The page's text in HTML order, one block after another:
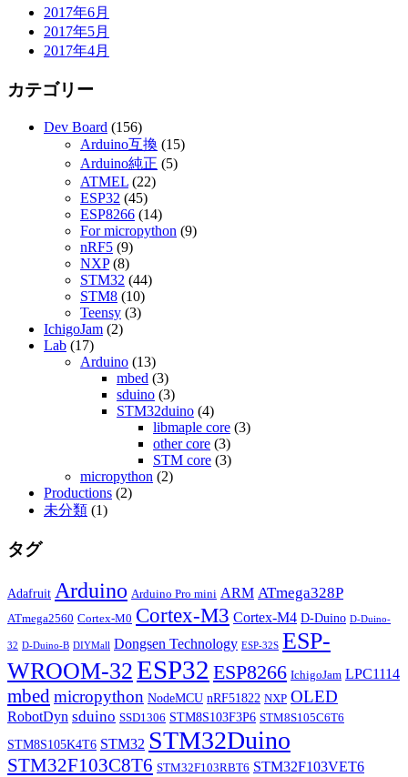
2017年6月
2017年5月
2017年4月
カテゴリー
Dev Board (156)
Arduino互換 (15)
Arduino純正 (5)
ATMEL (22)
ESP32 (45)
ESP8266 (14)
For micropython (9)
nRF5 (9)
NXP(8)
STM32 (44)
STM8 (10)
Teensy (3)
IchigoJam (2)
Lab (17)
Arduino (13)
mbed (3)
sduino (3)
STM32duino (4)
libmaple core (3)
other core (3)
STM core (3)
micropython (2)
Productions (2)
未分類 (1)
タグ
Adafruit Arduino Arduino Pro mini ARM ATmega328P
ATmega2560 Cortex-M0 Cortex-M3 Cortex-M4 D-Duino D-Duino-
32 D-Duino-B DIYMall Dongsen Technology ESP-32S ESP-
WROOM-32ESP32 ESP8266 IchigoJam LPC1114
mbedmicropython NodeMCU nRF51822 NXP OLED
RobotDyn sduino SSD1306 STM8S103F3P6 STM8S105C6T6
STM8S105K4T6 STM32 STM32Duino
STM32F103C8T6 STM32F103RBT6 STM32F103VET6